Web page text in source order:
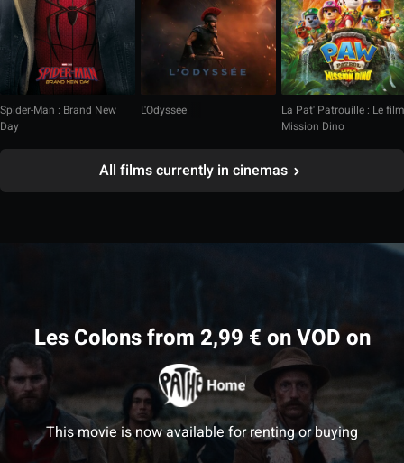
Spider-Man : Brand New
Day
L'Odyssée
La Pat' Patrouille : Le film
Mission Dino
All films currently in cinemas
Les Colons from 2,99 € on VOD on
This movie is now available for renting or buying